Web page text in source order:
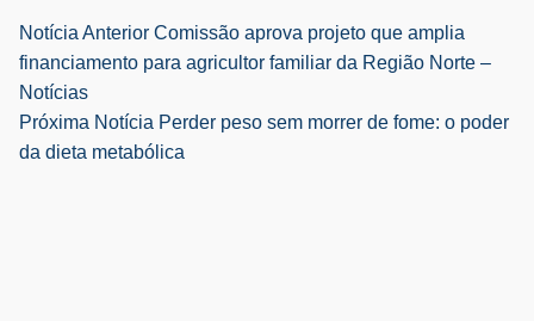
Navegação
de
Post
Notícia Anterior Comissão aprova projeto que amplia
financiamento para agricultor familiar da Região Norte –
Notícias
Próxima Notícia Perder peso sem morrer de fome: o poder
da dieta metabólica